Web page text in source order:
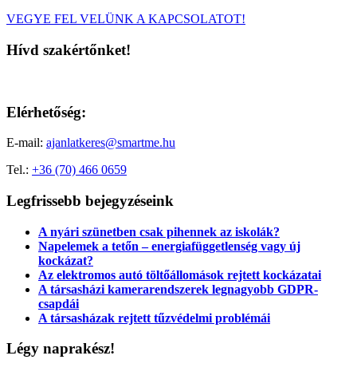
VEGYE FEL VELÜNK A KAPCSOLATOT!
Hívd szakértőnket!
Elérhetőség:
E-mail: ajanlatkeres@smartme.hu
Tel.: +36 (70) 466 0659
Legfrissebb bejegyzéseink
A nyári szünetben csak pihennek az iskolák?
Napelemek a tetőn – energiafüggetlenség vagy új
kockázat?
Az elektromos autó töltőállomások rejtett kockázatai
A társasházi kamerarendszerek legnagyobb GDPR-
csapdái
A társasházak rejtett tűzvédelmi problémái
Légy naprakész!